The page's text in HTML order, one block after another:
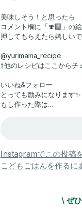
美味しそう！と思ったら
コメント欄に「🍄‍🟫」の
押してもらえたら嬉しい
@yurimama_recipe
⇧他のレシピはここから
いいね&フォロー
とっても励みになります✨
もし作った際は
子ども大絶賛！
「秋味あんかけ丼」🧑🏻‍🍳
Instagramでこの投稿
こどもごはんを作るに
\ ぜ